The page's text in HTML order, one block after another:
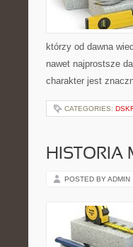
którzy od dawna
nawet najprostsze
charakter jest
CATEGORIES:
HISTORIA
POSTED BY ADMIN